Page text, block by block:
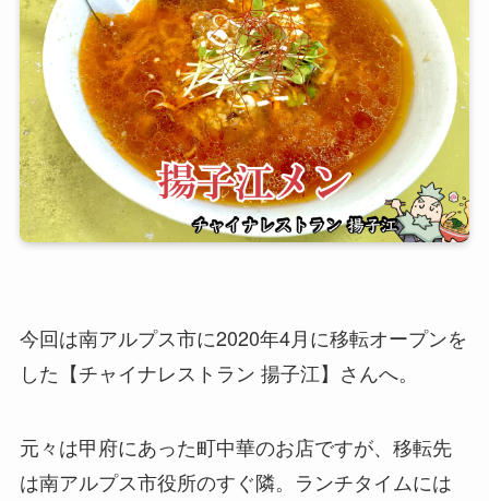
今回は南アルプス市に2020年4月に移転オープンを
した【チャイナレストラン 揚子江】さんへ。
元々は甲府にあった町中華のお店ですが、移転先
は南アルプス市役所のすぐ隣。ランチタイムには